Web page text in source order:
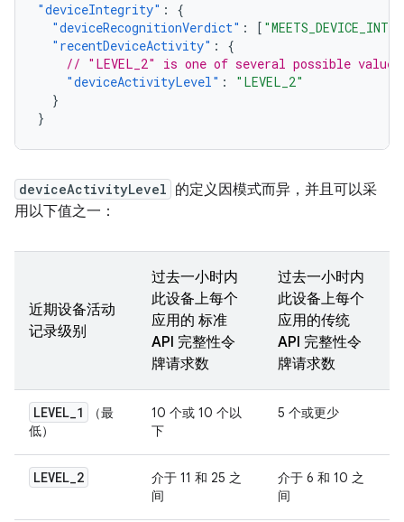
"deviceIntegrity" :
{
"deviceRecognitionVerdict" : [
"recentDeviceActivity" :
{
// "LEVEL_2" is one of several possible
"deviceActivityLevel" :
"LEVEL_2"
}
}
deviceActivityLevel 的定义因模式而异，并且可以采
用以下值之一：
近期设备活动
记录级别
过去一小时内
此设备上每个
应用的 标准
API 完整性令
牌请求数
过去一小时内
此设备上每个
应用的传统
API 完整性令
牌请求数
LEVEL_1
（最
低）
10 个或 10 个以
下
5 个或更少
LEVEL_2
介于 11 和 25 之
间
介于 6 和 10 之
间